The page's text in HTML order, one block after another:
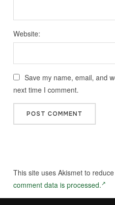
Website:
Save my name, email, and
next time I comment.
This site uses Akismet to
comment data is processed.